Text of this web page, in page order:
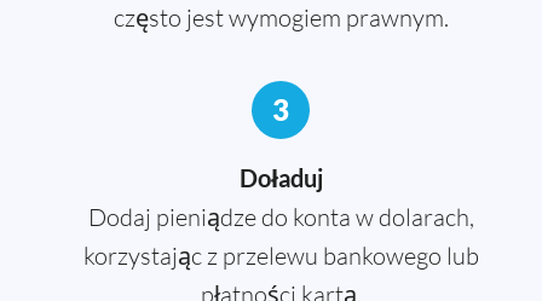
często jest wymogiem prawnym.
3
Doładuj
Dodaj pieniądze do konta w dolarach,
korzystając z przelewu bankowego lub
płatności kartą.